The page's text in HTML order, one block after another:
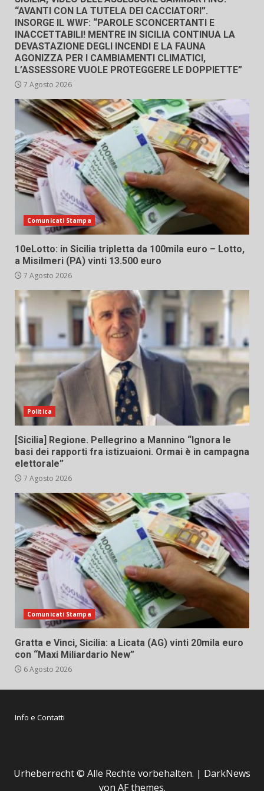
“AVANTI CON LA TUTELA DEI CACCIATORI”.
INSORGE IL WWF: “PAROLE SCONCERTANTI E
INACCETTABILI! MENTRE IN SICILIA CONTINUA LA
DEVASTAZIONE DEGLI INCENDI E LA FAUNA
AGONIZZA PER I CAMBIAMENTI CLIMATICI,
L’ASSESSORE VUOLE PROTEGGERE LE DOPPIETTE”
7 Agosto 2026
Comunicati Stampa
10eLotto: in Sicilia tripletta da 100mila euro – Lotto,
a Misilmeri (PA) vinti 13.500 euro
7 Agosto 2026
Politica
[Sicilia] Regione. Pellegrino a Mannino “Ignora le
basi dei rapporti fra istizuaioni. Ormai è in campagna
elettorale”
7 Agosto 2026
Comunicati Stampa
Gratta e Vinci, Sicilia: a Licata (AG) vinti 20mila euro
con “Maxi Miliardario New”
6 Agosto 2026
Info e Contatti
Urheberrecht © Alle Rechte vorbehalten. | DarkNews
von AF themes.